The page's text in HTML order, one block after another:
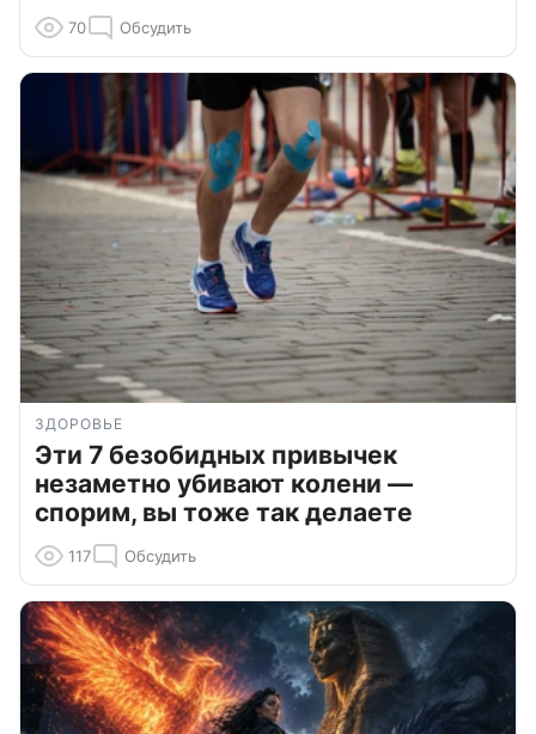
70 Обсудить
ЗДОРОВЬЕ
Эти 7 безобидных привычек
незаметно убивают колени —
спорим, вы тоже так делаете
117 Обсудить